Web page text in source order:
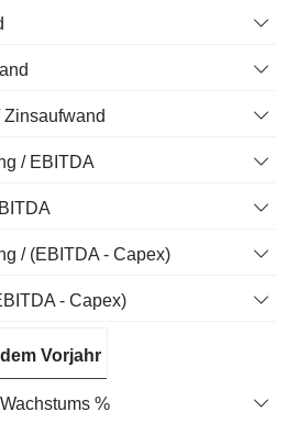
Zinsaufwand
/ EBITDA
/ (EBITDA - Capex)
- Capex)
Vorjahr
%